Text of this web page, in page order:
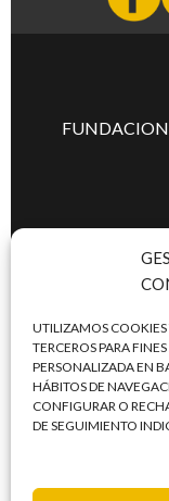
UTILIZAMOS COOKIES
TERCEROS PARA
PERSONALIZADA EN
HÁBITOS DE
CONFIGURAR O
DE SEGUIMIENTO
C/.
PABELLÓN